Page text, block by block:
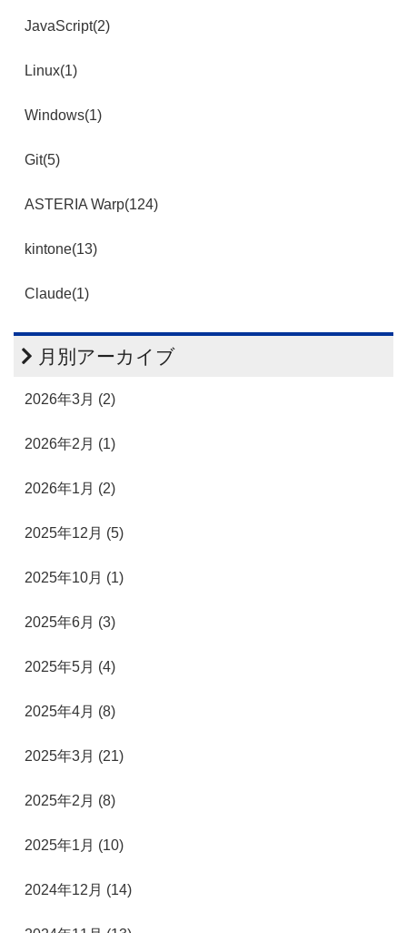
JavaScript(2)
Linux(1)
Windows(1)
Git(5)
ASTERIA Warp(124)
kintone(13)
Claude(1)
月別アーカイブ
2026年3月 (2)
2026年2月 (1)
2026年1月 (2)
2025年12月 (5)
2025年10月 (1)
2025年6月 (3)
2025年5月 (4)
2025年4月 (8)
2025年3月 (21)
2025年2月 (8)
2025年1月 (10)
2024年12月 (14)